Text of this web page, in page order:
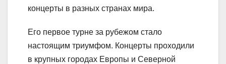
концерты в разных странах мира.
Его первое турне за рубежом стало
настоящим триумфом. Концерты проходили
в крупных городах Европы и Северной